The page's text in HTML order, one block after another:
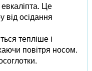
Це
від осідання
тепліше і
повітря носом.